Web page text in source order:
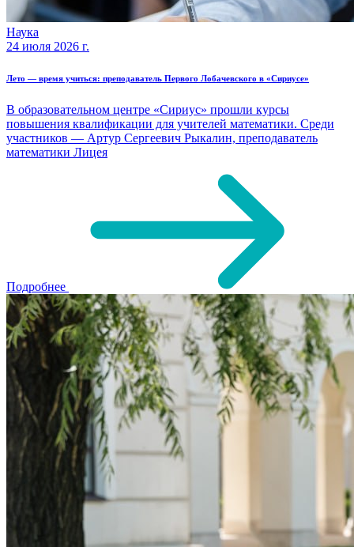
Наука
24 июля 2026 г.
Лето — время учиться: преподаватель Первого Лобачевского в «Сириусе»
В образовательном центре «Сириус» прошли курсы
повышения квалификации для учителей математики. Среди
участников — Артур Сергеевич Рыкалин, преподаватель
математики Лицея
Подробнее